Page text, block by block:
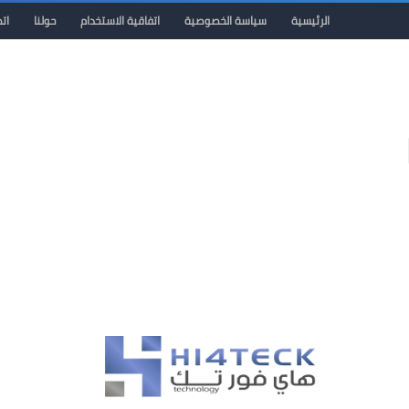
الرئيسية سياسة الخصوصية اتفاقية الاستخدام حولنا